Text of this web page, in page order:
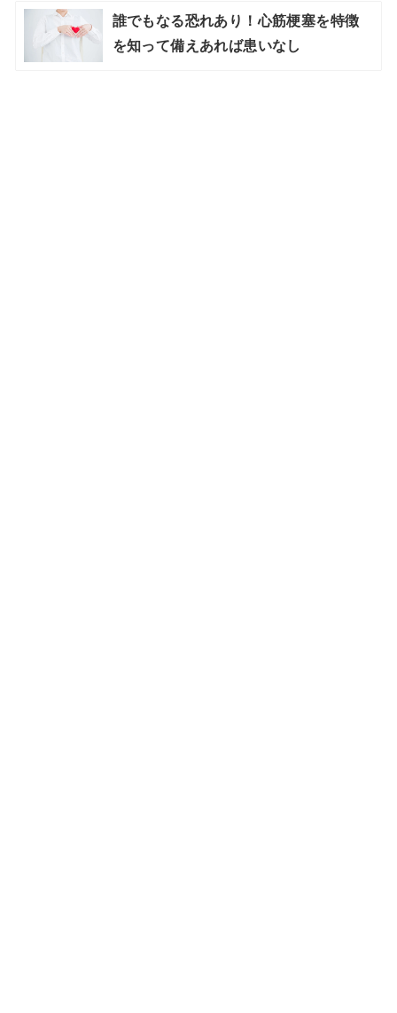
誰でもなる恐れあり！心筋梗塞を特徴
を知って備えあれば患いなし